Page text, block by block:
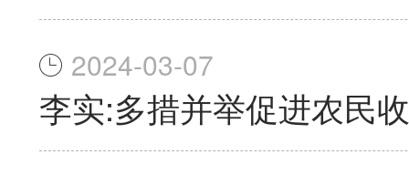
2024-03-07
李实:多措并举促进农民